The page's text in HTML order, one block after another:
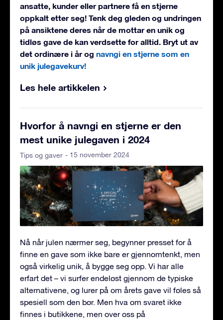
ansatte, kunder eller partnere få en stjerne
oppkalt etter seg! Tenk deg gleden og undringen
på ansiktene deres når de mottar en unik og
tidløs gave de kan verdsette for alltid. Bryt ut av
det ordinære i år og navngi en stjerne som en
unik julegavekurv!
Les hele artikkelen
Hvorfor å navngi en stjerne er den
mest unike julegaven i 2024
Tips og gaver - 15 november 2024
Nå når julen nærmer seg, begynner presset for å
finne en gave som ikke bare er gjennomtenkt, men
også virkelig unik, å bygge seg opp. Vi har alle
erfart det – vi surfer endeløst gjennom de typiske
alternativene, og lurer på om årets gave vil føles så
spesiell som den bør. Men hva om svaret ikke
finnes i butikkene, men over oss på